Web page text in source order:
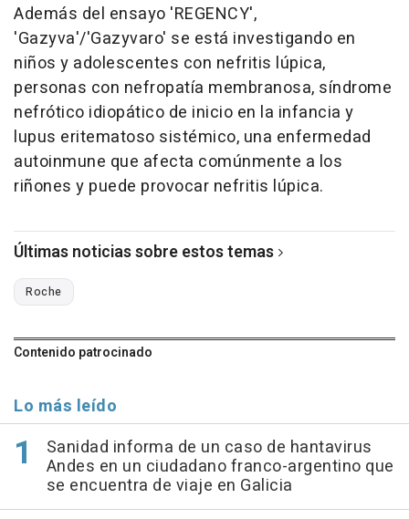
Además del ensayo 'REGENCY',
'Gazyva'/'Gazyvaro' se está investigando en
niños y adolescentes con nefritis lúpica,
personas con nefropatía membranosa, síndrome
nefrótico idiopático de inicio en la infancia y
lupus eritematoso sistémico, una enfermedad
autoinmune que afecta comúnmente a los
riñones y puede provocar nefritis lúpica.
Últimas noticias sobre estos temas
Roche
Contenido patrocinado
Lo más leído
Sanidad informa de un caso de hantavirus
Andes en un ciudadano franco-argentino que
se encuentra de viaje en Galicia